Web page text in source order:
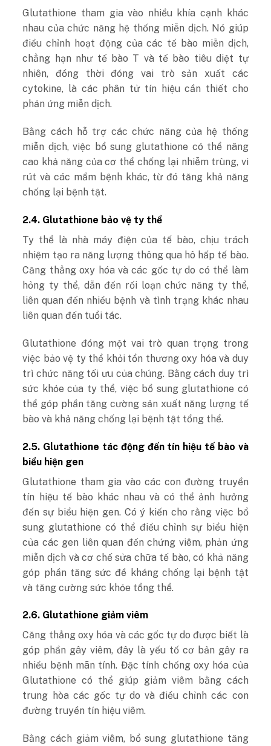
Glutathione tham gia vào nhiều khía cạnh khác
nhau của chức năng hệ thống miễn dịch. Nó giúp
điều chỉnh hoạt động của các tế bào miễn dịch,
chẳng hạn như tế bào T và tế bào tiêu diệt tự
nhiên, đồng thời đóng vai trò sản xuất các
cytokine, là các phân tử tín hiệu cần thiết cho
phản ứng miễn dịch.
Bằng cách hỗ trợ các chức năng của hệ thống
miễn dịch, việc bổ sung glutathione có thể nâng
cao khả năng của cơ thể chống lại nhiễm trùng, vi
rút và các mầm bệnh khác, từ đó tăng khả năng
chống lại bệnh tật.
2.4. Glutathione bảo vệ ty thể
Ty thể là nhà máy điện của tế bào, chịu trách
nhiệm tạo ra năng lượng thông qua hô hấp tế bào.
Căng thẳng oxy hóa và các gốc tự do có thể làm
hỏng ty thể, dẫn đến rối loạn chức năng ty thể,
liên quan đến nhiều bệnh và tình trạng khác nhau
liên quan đến tuổi tác.
Glutathione đóng một vai trò quan trọng trong
việc bảo vệ ty thể khỏi tổn thương oxy hóa và duy
trì chức năng tối ưu của chúng. Bằng cách duy trì
sức khỏe của ty thể, việc bổ sung glutathione có
thể góp phần tăng cường sản xuất năng lượng tế
bào và khả năng chống lại bệnh tật tổng thể.
2.5. Glutathione tác động đến tín hiệu tế bào và
biểu hiện gen
Glutathione tham gia vào các con đường truyền
tín hiệu tế bào khác nhau và có thể ảnh hưởng
đến sự biểu hiện gen. Có ý kiến ​​​​cho rằng việc bổ
sung glutathione có thể điều chỉnh sự biểu hiện
của các gen liên quan đến chứng viêm, phản ứng
miễn dịch và cơ chế sửa chữa tế bào, có khả năng
góp phần tăng sức đề kháng chống lại bệnh tật
và tăng cường sức khỏe tổng thể.
2.6. Glutathione giảm viêm
Căng thẳng oxy hóa và các gốc tự do được biết là
góp phần gây viêm, đây là yếu tố cơ bản gây ra
nhiều bệnh mãn tính. Đặc tính chống oxy hóa của
Glutathione có thể giúp giảm viêm bằng cách
trung hòa các gốc tự do và điều chỉnh các con
đường truyền tín hiệu viêm.
Bằng cách giảm viêm, bổ sung glutathione tăng